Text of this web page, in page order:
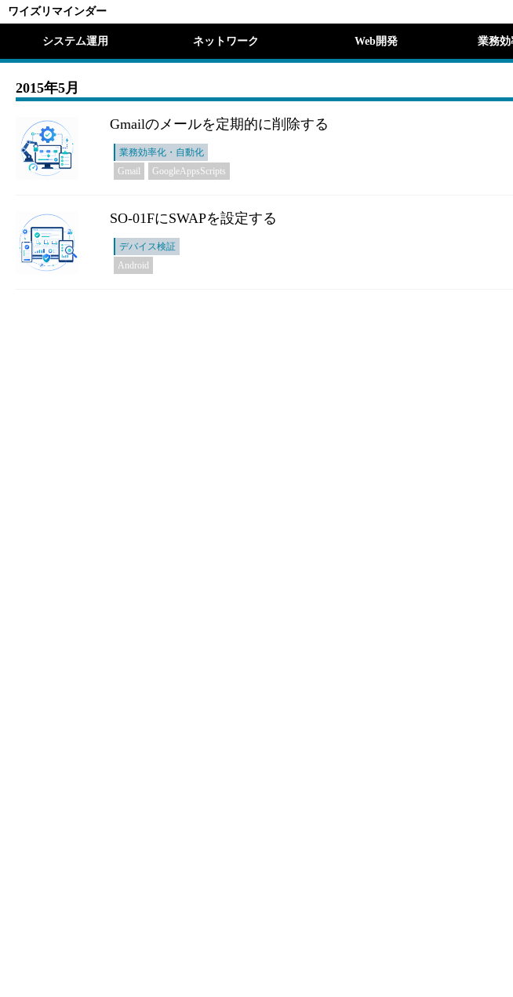
ワイズリマインダー
システム運用 ネットワーク Web開発 業務
2015年5月
Gmailのメールを定期的に削除する
業務効率化・自動化
Gmail GoogleAppsScripts
SO-01FにSWAPを設定する
デバイス検証
Android